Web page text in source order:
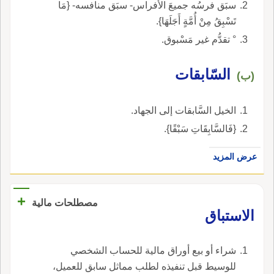
سبَق فرسُه جميعَ الأفراس- سبَق منافسه- {مَا
تَسْبِقُ مِنْ أُمَّةٍ أَجَلَهَا}.
° تقدُّم غير مَسْبوق.
(ب) السّابقات
الخيل السَّابقات إلى الجهاد.
{فَالسَّابِقَاتِ سَبْقًا}.
عرض المزيد
مصطلحات مالية
+
الاستباق
شراء أو بيع أوراق مالية للحساب الشخصي
للوسيط قبل تنفيذه لطلب مماثل سابق للعميل،